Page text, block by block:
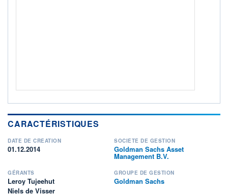
+ PORTEFEUILLE + LISTE
CARACTÉRISTIQUES
DATE DE CRÉATION
01.12.2014
SOCIÉTÉ DE GESTION
Goldman Sachs Asset
Management B.V.
GÉRANTS
Leroy Tujeehut
Niels de Visser
GROUPE DE GESTION
Goldman Sachs